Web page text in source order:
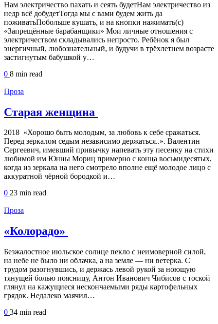
Нам электричество пахать и сеять будетНам электричество из
недр всё добудетТогда мы с вами будем жить да
поживатьПобольше кушать, и на кнопки нажимать(с)
«Запрещённые барабанщики» Мои личные отношения с
электричеством складывались непросто. Ребёнок я был
энергичный, любознательный, и будучи в трёхлетнем возрасте
застигнутым бабушкой у…
0 8 min read
Проза
Старая женщина
2018 «Хорошо быть молодым, за любовь к себе сражаться.
Перед зеркалом седым независимо держаться..». Валентин
Сергеевич, имевший привычку напевать эту песенку на стихи
любимой им Юнны Мориц примерно с конца восьмидесятых,
когда из зеркала на него смотрело вполне ещё молодое лицо с
аккуратной чёрной бородкой и…
0 23 min read
Проза
«Колорадо»
Безжалостное июльское солнце пекло с неимоверной силой,
на небе не было ни облачка, а на земле — ни ветерка. С
трудом разогнувшись, и держась левой рукой за ноющую
тянущей болью поясницу, Антон Иванович Чибисов с тоской
глянул на кажущиеся нескончаемыми ряды картофельных
грядок. Недалеко маячил…
0 34 min read